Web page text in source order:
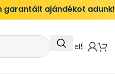
garantált ajándékot adunk!
Itt add el!